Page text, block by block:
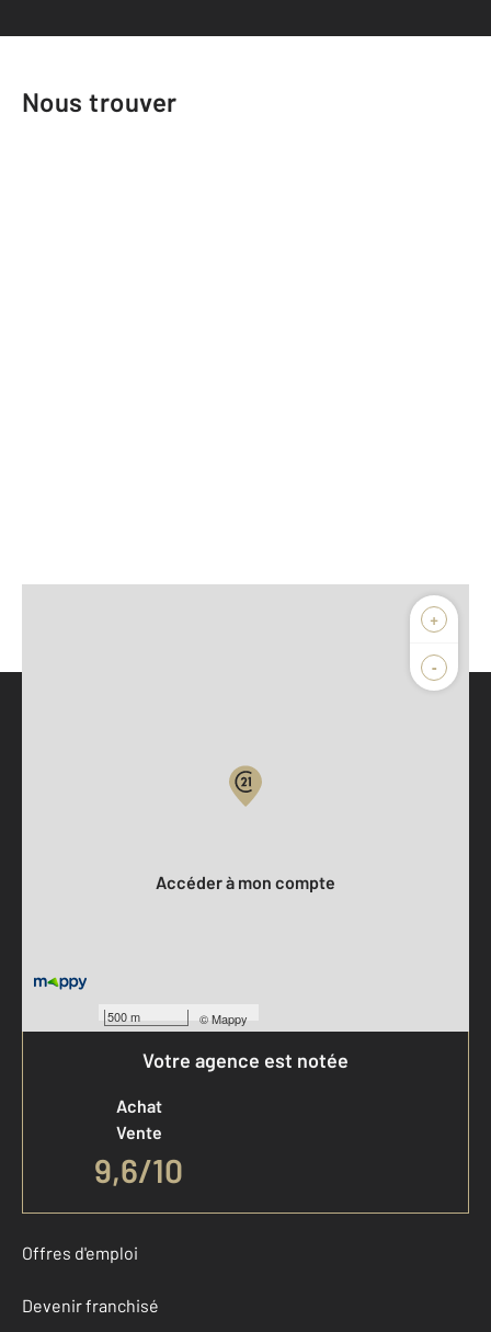
Nous trouver
+
-
500 m ©Mappy
Accéder à mon compte
Votre agence est notée
Achat
Vente
9,6/10
Offres d'emploi
Devenir franchisé